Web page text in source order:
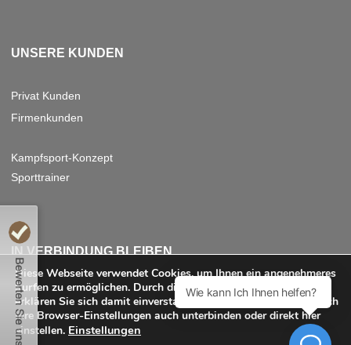
uns weiterempfehlen?
UNSERE KUNDEN
Privat Kunden
Firmenkunden
Kampfsport-Konzept
Sporttrainer
IN VERBINDUNG BLEIBEN
Diese Webseite verwendet Cookies, um Ihnen ein angenehmeres
Surfen zu ermöglichen. Durch die Nutzung dieser Website
erklären Sie sich damit einverstanden. Sie können Cookies durch
Ihre Browser-Einstellungen auch unterbinden oder direkt hier
einstellen. Einstellungen